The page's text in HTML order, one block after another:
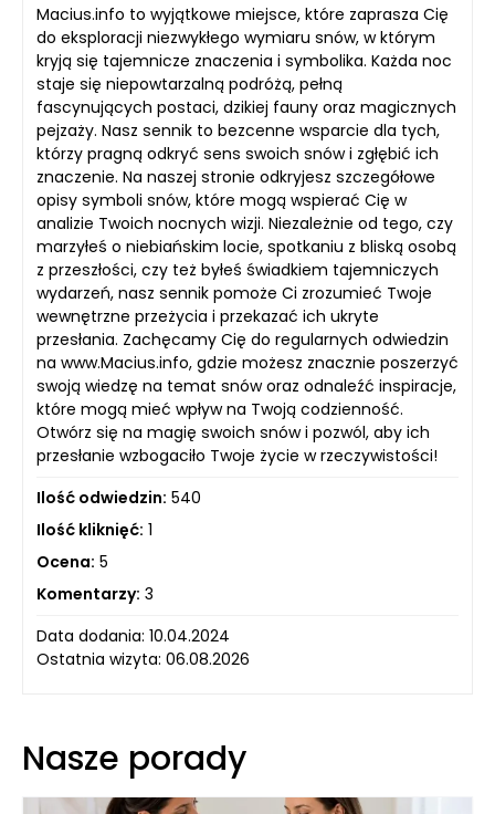
Macius.info to wyjątkowe miejsce, które zaprasza Cię
do eksploracji niezwykłego wymiaru snów, w którym
kryją się tajemnicze znaczenia i symbolika. Każda noc
staje się niepowtarzalną podróżą, pełną
fascynujących postaci, dzikiej fauny oraz magicznych
pejzaży. Nasz sennik to bezcenne wsparcie dla tych,
którzy pragną odkryć sens swoich snów i zgłębić ich
znaczenie. Na naszej stronie odkryjesz szczegółowe
opisy symboli snów, które mogą wspierać Cię w
analizie Twoich nocnych wizji. Niezależnie od tego, czy
marzyłeś o niebiańskim locie, spotkaniu z bliską osobą
z przeszłości, czy też byłeś świadkiem tajemniczych
wydarzeń, nasz sennik pomoże Ci zrozumieć Twoje
wewnętrzne przeżycia i przekazać ich ukryte
przesłania. Zachęcamy Cię do regularnych odwiedzin
na www.Macius.info, gdzie możesz znacznie poszerzyć
swoją wiedzę na temat snów oraz odnaleźć inspiracje,
które mogą mieć wpływ na Twoją codzienność.
Otwórz się na magię swoich snów i pozwól, aby ich
przesłanie wzbogaciło Twoje życie w rzeczywistości!
Ilość odwiedzin: 540
Ilość kliknięć: 1
Ocena: 5
Komentarzy: 3
Data dodania: 10.04.2024
Ostatnia wizyta: 06.08.2026
Nasze porady